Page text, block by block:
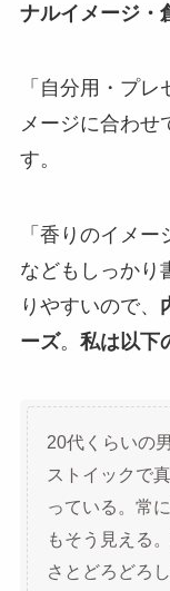
ナルイメージ・
「自分用・プ
メージに合わせ
す。
「香りのイメ
などもしっかり
りやすいので、
ーズ。 私は以下
20代くらいの
ストイックで
っている。常
もそう見える
さとどろどろ